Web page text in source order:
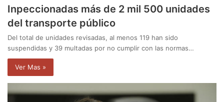
Inpeccionadas más de 2 mil 500 unidades
del transporte público
Del total de unidades revisadas, al menos 119 han sido
suspendidas y 39 multadas por no cumplir con las normas…
Ver Mas »